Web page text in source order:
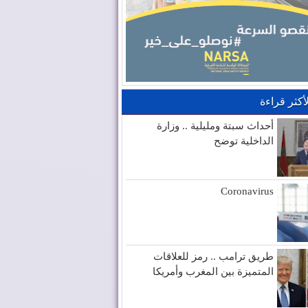
قراءة
أحداث سبتة ومليلية .. وزارة
الداخلية توضح
Coronavirus
طريق ترامب .. رمز للعلاقات
المتميزة بين المغرب وأمريكا